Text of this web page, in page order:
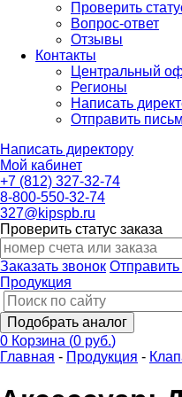
Проверить
Вопрос-ответ
Отзывы
Контакты
Центральный
Регионы
Написать
Отправить
Написать директору
Мой кабинет
+7 (812) 327-32-74
8-800-550-32-74
327@kipspb.ru
Проверить статус заказа
Заказать звонок
Продукция
Подобрать аналог
0 Корзина (0 руб.)
Главная - Продукция -